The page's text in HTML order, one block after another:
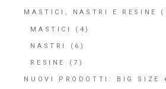
MASTICI, NASTRI E RESINE
MASTICI (4)
NASTRI (6)
RESINE (7)
NUOVI PRODOTTI: BIG SIZE